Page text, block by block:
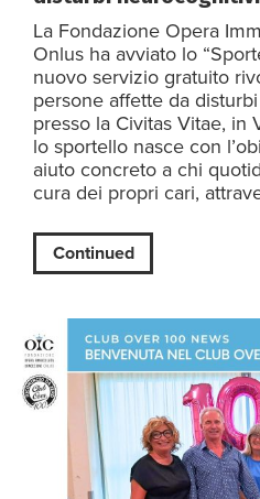
La Fondazione Opera
Onlus ha avviato lo
nuovo servizio gratuito
persone affette da
presso la Civitas Vitae, in
lo sportello nasce con
aiuto concreto a chi
cura dei propri cari,
Continued